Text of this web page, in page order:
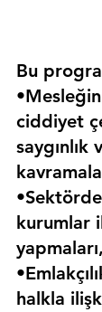
Bu
ciddiyet
saygınlık
kurumlar
yapmaları,
halkla